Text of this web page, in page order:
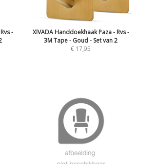
-
XIVADA Handdoekhaak Paza - Rvs -
3M Tape - Goud - Set van 2
€ 17,95